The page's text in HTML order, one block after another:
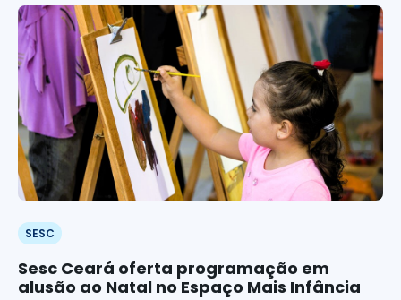
SESC
Sesc Ceará oferta programação em
alusão ao Natal no Espaço Mais Infância